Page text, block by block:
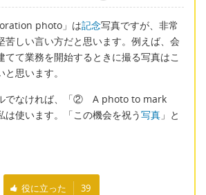
photo」は記念写真ですが、非常
苦しい言い方だと思います。例えば、会
てて業務を開始するときに撮る写真はこ
思います。
でなければ、「② A photo to mark
使います。「この機会を祝う写真 」と
役に立った 39